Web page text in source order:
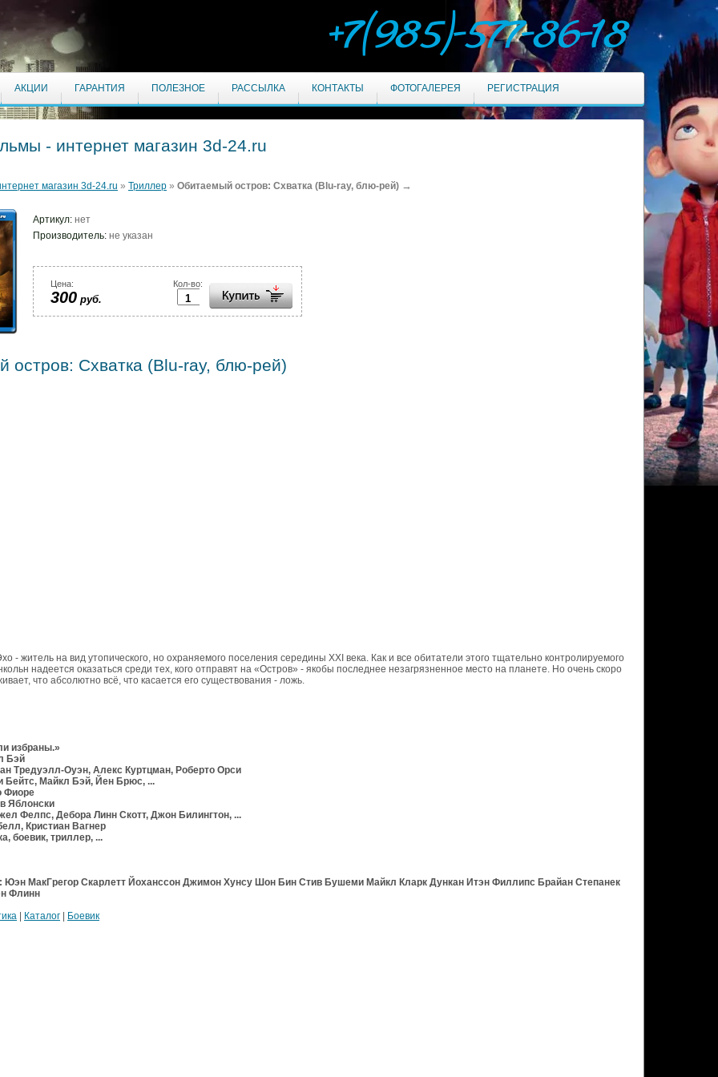
+7(985)-577-86-18
АКЦИИ ГАРАНТИЯ ПОЛЕЗНОЕ РАССЫЛКА КОНТАКТЫ ФОТОГАЛЕРЕЯ РЕГИСТРАЦИЯ
- интернет магазин 3d-24.ru
магазин 3d-24.ru » Триллер » Обитаемый остров: Схватка (Blu-ray, блю-рей) →
Артикул: нет
Производитель: не указан
Кол-во:
Цена:
300 руб.
остров: Схватка (Blu-ray, блю-рей)
- житель на вид утопического, но охраняемого поселения середины XXI века. Как и все обитатели этого тщательно контролируемого
надеется оказаться среди тех, кого отправят на «Остров» - якобы последнее незагрязненное место на планете. Но очень скоро
что абсолютно всё, что касается его существования - ложь.
избраны.»
Бэй
Тредуэлл-Оуэн, Алекс Куртцман, Роберто Орси
Майкл Бэй, Йен Брюс, ...
Фиоре
Яблонски
Фелпс, Дебора Линн Скотт, Джон Билингтон, ...
Кристиан Вагнер
боевик, триллер, ...
Юэн МакГрегор Скарлетт Йоханссон Джимон Хунсу Шон Бин Стив Бушеми Майкл Кларк Дункан Итэн Филлипс Брайан Степанек
Флинн
Каталог
Боевик